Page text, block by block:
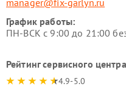
manager@fix-garlyn.ru
График работы:
ПН-ВСК с 9:00 до 21:00
Рейтинг сервисного центра
4.9-5.0